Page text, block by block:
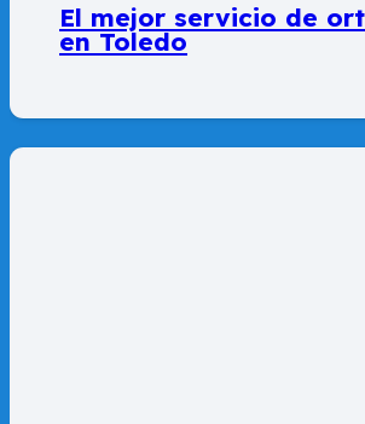
El mejor servicio de
en Toledo